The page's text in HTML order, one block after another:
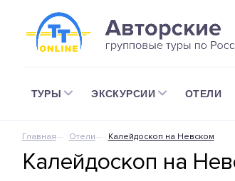
ТУРЫ ЭКСКУРСИИ ОТЕЛИ
Главная Отели Калейдоскоп на Невском
Калейдоскоп на